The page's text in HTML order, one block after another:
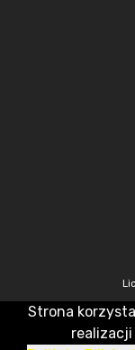
Strona
realizacji